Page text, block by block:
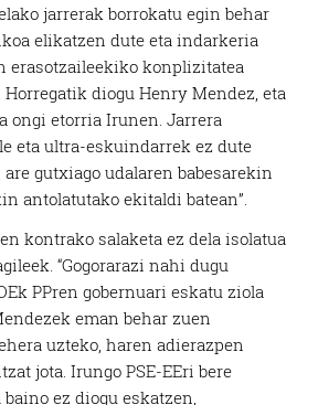
jarrerak borrokatu egin behar
elikatzen dute eta indarkeria
erasotzaileekiko konplizitatea
diogu Henry Mendez, eta
ongi etorria Irunen. Jarrera
eta ultra-eskuindarrek ez dute
gutxiago udalaren babesarekin
antolatutako ekitaldi batean”.
kontrako salaketa ez dela isolatua
“Gogorarazi nahi dugu
PPren gobernuari eskatu ziola
eman behar zuen
uzteko, haren adierazpen
jota. Irungo PSE-EEri bere
ez diogu eskatzen,